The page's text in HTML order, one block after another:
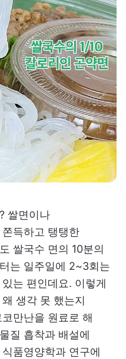
쌀면이나
득하고 탱탱한
쌀국수 면의 10분의
는 일주일에 2~3회는
는 편인데요. 이렇게
생각 못 했는지
만난을 원료로 해
질 흡착과 배설에
품영양학과 연구에